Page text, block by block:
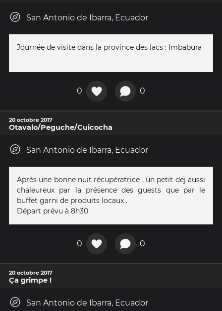
San Antonio de Ibarra, Ecuador
Journée de visite dans la province des lacs : Imbabura
0 0
20 octobre 2017
Otavalo/Peguche/Cuicocha
San Antonio de Ibarra, Ecuador
Après une bonne nuit récupératrice , un petit dej aussi
chaleureux par la présence des guests que par le
buffet garni de produits locaux .
Départ prévu à 8h30
0 0
20 octobre 2017
Ça grimpe !
San Antonio de Ibarra, Ecuador